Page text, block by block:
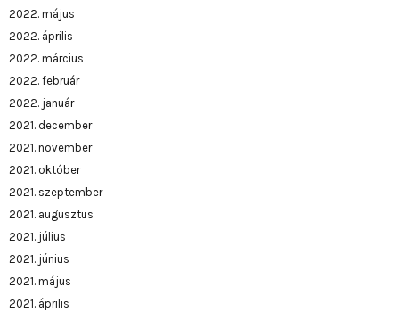
2022. május
2022. április
2022. március
2022. február
2022. január
2021. december
2021. november
2021. október
2021. szeptember
2021. augusztus
2021. július
2021. június
2021. május
2021. április